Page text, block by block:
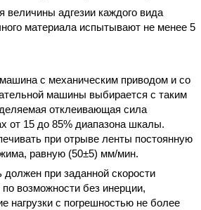
величины адгезии каждого вида
материала испытывают не менее 5
с механическим приводом и со
машины выбирается с таким
отклеивающая сила
от 15 до 85% диапазона шкалы.
при отрыве ленты постоянную
равную (50±5) мм/мин.
при заданной скорости
возможности без инерции,
нагрузки с погрешностью не более